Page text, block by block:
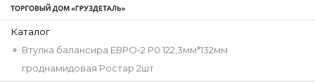
Каталог
Втулка балансира ЕВРО-2 Р0 122,3мм*132мм
гроднамидовая Ростар 2шт